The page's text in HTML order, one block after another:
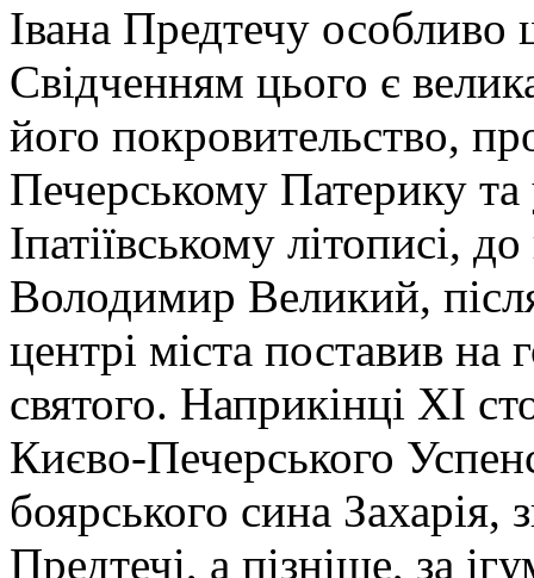
Івана Предтечу особливо
Свідченням цього є
його покровительство,
Печерському Патерику
Іпатіївському літописі,
Володимир Великий,
центрі міста поставив на
святого. Наприкінці ХІ
Києво-Печерського
боярського сина Захарія,
Предтечі, а пізніше, за